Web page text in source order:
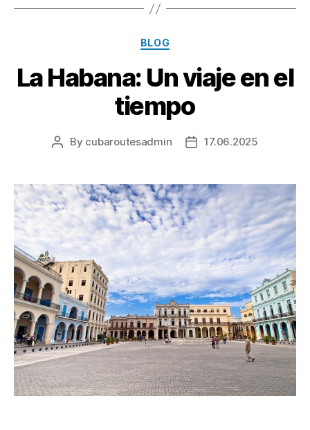
Categories
BLOG
La Habana: Un viaje en el
tiempo
Post
By cubaroutesadmin
Post17.06.2025